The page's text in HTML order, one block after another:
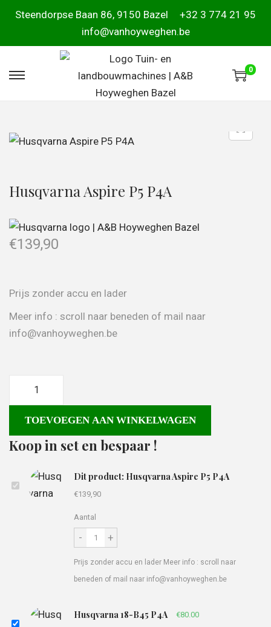
Steendorpse Baan 86, 9150 Bazel
+32 3 774 21 95
info@vanhoyweghen.be
0
Husqvarna Aspire P5 P4A
€139,90
Prijs zonder accu en lader
Meer info : scroll naar beneden of mail naar
info@vanhoyweghen.be
TOEVOEGEN AAN WINKELWAGEN
Koop in set en bespaar !
Dit product: Husqvarna Aspire P5 P4A
€139,90
Aantal
- +
Prijs zonder accu en lader Meer info : scroll naar
beneden of mail naar info@vanhoyweghen.be
Husqvarna 18-B45 P4A €80.00